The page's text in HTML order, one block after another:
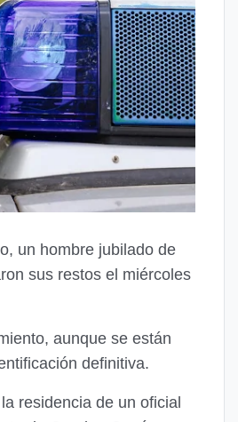
un hombre jubilado de
sus restos el miércoles
aunque se están
definitiva.
residencia de un oficial